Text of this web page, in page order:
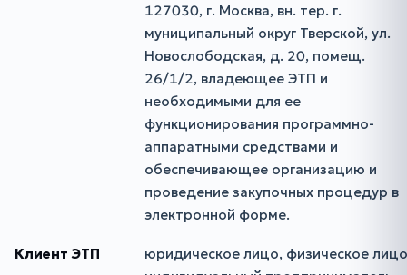
127030, г. Москва, вн. тер. г.
муниципальный округ Тверской, ул.
Новослободская, д. 20, помещ.
26/1/2, владеющее ЭТП и
необходимыми для ее
функционирования программно-
аппаратными средствами и
обеспечивающее организацию и
проведение закупочных процедур в
электронной форме.
Клиент ЭТП
юридическое лицо, физическое